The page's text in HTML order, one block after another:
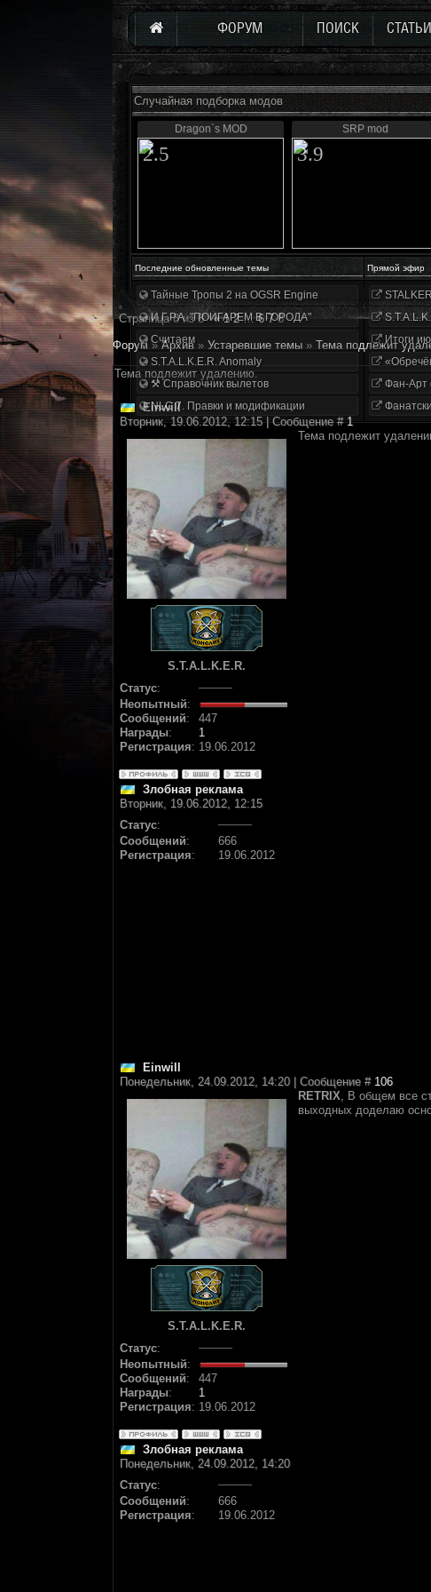
ФОРУМ ПОИСК СТАТЬИ
Случайная подборка модов
Dragon`s MOD
2.5
SRP mod
3.9
Последние обновленные темы Прямой эфир
Тайные Тропы 2 на OGSR Engine
И.Г.Р.А. "ПОИГАРЕМ В ГОРОДА"
Считаем
S.T.A.L.K.E.R. Anomaly
⚒ Справочник вылетов
NLC 7. Правки и модификации
Итоги
Фан-Арт
Страница8из8 « 1 2 … 6 7 8
Форум » Архив » Устаревшие темы » Тема подлежит
Тема подлежит удалению.
Einwill
Вторник, 19.06.2012, 12:15 | Сообщение #1
S.T.A.L.K.E.R.
Статус:
Неопытный:
Сообщений:
447
Награды:
1
Регистрация: 19.06.2012
Тема подлежит
Злобная реклама
Вторник, 19.06.2012, 12:15
Статус:
Сообщений:
666
Регистрация: 19.06.2012
Einwill
Понедельник, 24.09.2012, 14:20 | Сообщение # 106
S.T.A.L.K.E.R.
Статус:
Неопытный:
Сообщений:
447
Награды:
1
Регистрация: 19.06.2012
RETRIX, В общем все
выходных доделаю
Злобная реклама
Понедельник, 24.09.2012, 14:20
Статус:
Сообщений:
666
Регистрация: 19.06.2012